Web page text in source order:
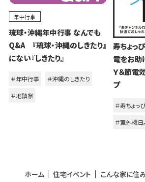
年中行事
琉球・沖縄年中行事 なんでも
Q&A 『琉球・沖縄のしきたり』
にない『しきたり』
＃年中行事
＃沖縄のしきたり
＃地鎮祭
寿ちょ
電をお助
Ｙ＆節電
プ
＃寿ちょっ
＃室外機日
ホーム 住宅イベント こんな家に住